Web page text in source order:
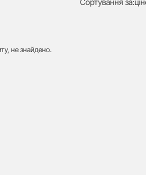
Сортування за:
не знайдено.